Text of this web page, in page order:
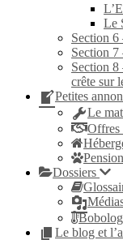
Le
Section
Section 7
Section 8
crête sur
Petites
Le
Offres
Dossiers
Le blog et